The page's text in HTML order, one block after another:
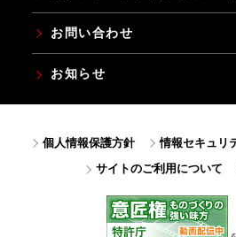
お問い合わせ
お知らせ
個人情報保護方針 情報セキュリ
サイトのご利用について